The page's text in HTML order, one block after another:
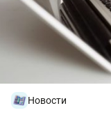
Новости